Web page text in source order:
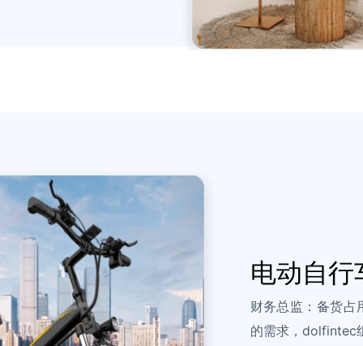
电动自行
财务总监：备货占
的需求，dolfintec